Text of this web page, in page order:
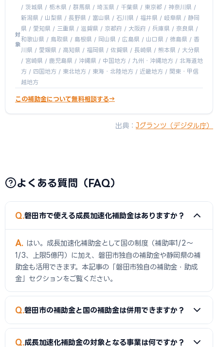
対
象
/ 茨城県 / 栃木県 / 群馬県 / 埼玉県 / 千葉県 / 東京都 / 神奈川県 /
新潟県 / 山梨県 / 長野県 / 富山県 / 石川県 / 福井県 / 岐阜県 / 静岡
県 / 愛知県 / 三重県 / 滋賀県 / 京都府 / 大阪府 / 兵庫県 / 奈良県 /
和歌山県 / 鳥取県 / 島根県 / 岡山県 / 広島県 / 山口県 / 徳島県 / 香
川県 / 愛媛県 / 高知県 / 福岡県 / 佐賀県 / 長崎県 / 熊本県 / 大分県
/ 宮崎県 / 鹿児島県 / 沖縄県 / 中国地方 / 九州・沖縄地方 / 北海道地
方 / 四国地方 / 東北地方 / 東海・北陸地方 / 近畿地方 / 関東・甲信
越地方
この補助金について無料相談する
出典： Jグランツ（デジタル庁）
よくある質問（FAQ）
Q 磐田市で使える成長加速化補助金はありますか？
A
はい。成長加速化補助金として国の制度（補助率1/2〜
1/3、上限5億円）に加え、磐田市独自の補助金や静岡県の補
助金も活用できます。本記事の「磐田市独自の補助金・助成
金」セクションをご覧ください。
Q 磐田市の補助金と国の補助金は併用できますか？
A
同一経費への重複申請はできませんが、経費項目を分ける
Q 成長加速化補助金の対象となる事業は何ですか？